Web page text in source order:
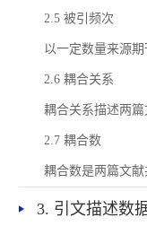
2.5 被引频次
以一定数量来源
2.6 耦合关系
耦合关系描述两
2.7 耦合数
耦合数是两篇文
3. 引文描述数